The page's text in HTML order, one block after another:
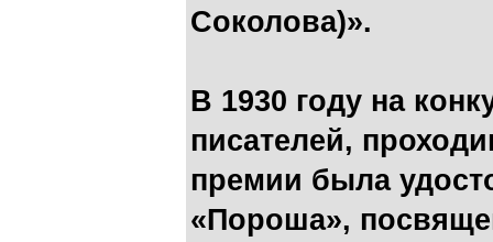
Соколова)».
В 1930 году на
писателей,
премии была
«Пороша»,